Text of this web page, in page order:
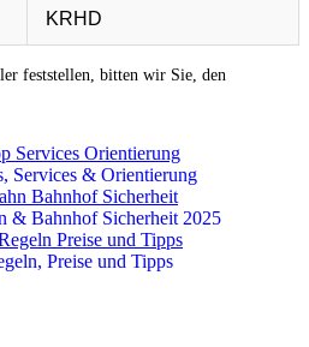
KRHD
feststellen, bitten wir Sie, den
Services & Orientierung
& Bahnhof Sicherheit 2025
Preise und Tipps